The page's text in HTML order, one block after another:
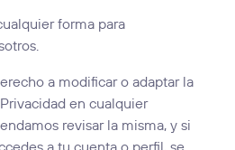
forma para
a modificar o adaptar la
en cualquier
revisar la misma, y si